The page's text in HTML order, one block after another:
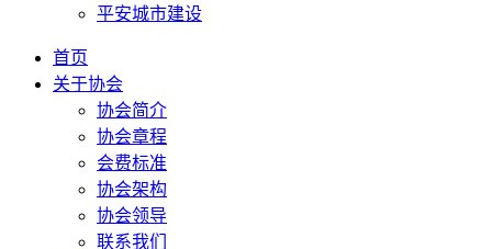
平安城市建设
首页
关于协会
协会简介
协会章程
会费标准
协会架构
协会领导
联系我们